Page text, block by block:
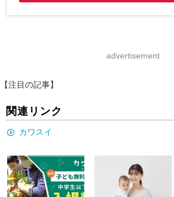
advertisement
【注目の記事】
関連リンク
カワスイ